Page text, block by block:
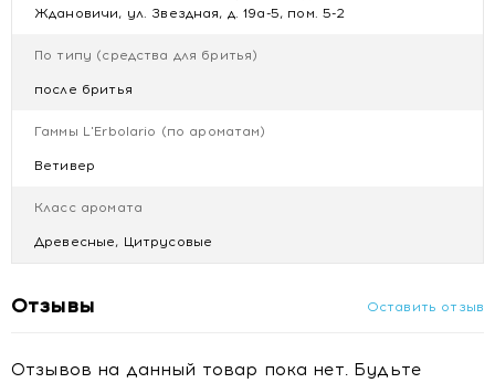
CAMPESTRIS (RAPESEED) SEED OIL, GLYCERIN, CITRUS
HEXAMETHYLINDANOPYRAN, JUNIPERUS VIRGINIANA
CABLIN OIL, TETRAMETHYL
ACETYLOCTAHYDRONAPHTHALENES, POTASSIUM
Купить L'Erbolario ВЕТИВЕР Лосьон после бритья 100 мл
Ждановичи, ул. Звездная, д. 19а-5, пом. 5-2
По типу (средства для бритья)
после бритья
Гаммы L'Erbolario (по ароматам)
Ветивер
Класс аромата
Древесные, Цитрусовые
Отзывы Оставить отзыв
Отзывов на данный товар пока нет. Будьте